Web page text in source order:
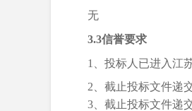
无
3.3信誉要求
1、投标人已进入江
2、 截止投标文件递
3 、截止投标文件递